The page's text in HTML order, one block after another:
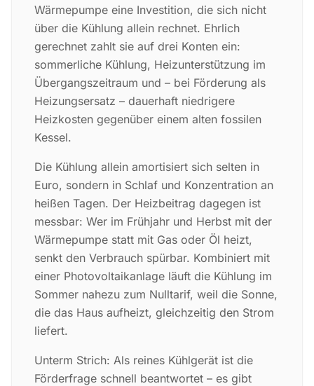
Wärmepumpe eine Investition, die sich nicht
über die Kühlung allein rechnet. Ehrlich
gerechnet zahlt sie auf drei Konten ein:
sommerliche Kühlung, Heizunterstützung im
Übergangszeitraum und – bei Förderung als
Heizungsersatz – dauerhaft niedrigere
Heizkosten gegenüber einem alten fossilen
Kessel.
Die Kühlung allein amortisiert sich selten in
Euro, sondern in Schlaf und Konzentration an
heißen Tagen. Der Heizbeitrag dagegen ist
messbar: Wer im Frühjahr und Herbst mit der
Wärmepumpe statt mit Gas oder Öl heizt,
senkt den Verbrauch spürbar. Kombiniert mit
einer Photovoltaikanlage läuft die Kühlung im
Sommer nahezu zum Nulltarif, weil die Sonne,
die das Haus aufheizt, gleichzeitig den Strom
liefert.
Unterm Strich: Als reines Kühlgerät ist die
Förderfrage schnell beantwortet – es gibt